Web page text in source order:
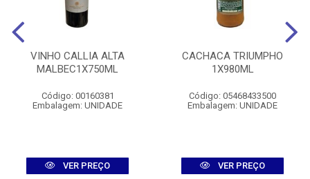
VINHO CALLIA ALTA
MALBEC1X750ML
Código: 00160381
Embalagem: UNIDADE
VER PREÇO
CACHACA TRIUMPHO
1X980ML
Código: 05468433500
Embalagem: UNIDADE
VER PREÇO